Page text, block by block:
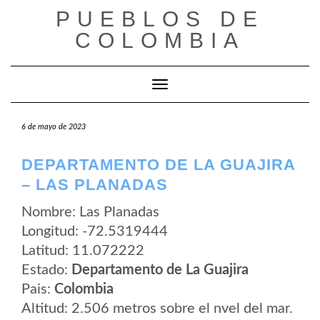
PUEBLOS DE
COLOMBIA
Cambiar modo de navegación
6 de mayo de 2023
DEPARTAMENTO DE LA GUAJIRA
– LAS PLANADAS
Nombre: Las Planadas
Longitud: -72.5319444
Latitud: 11.072222
Estado: Departamento de La Guajira
Pais: Colombia
Altitud: 2.506 metros sobre el nvel del mar.